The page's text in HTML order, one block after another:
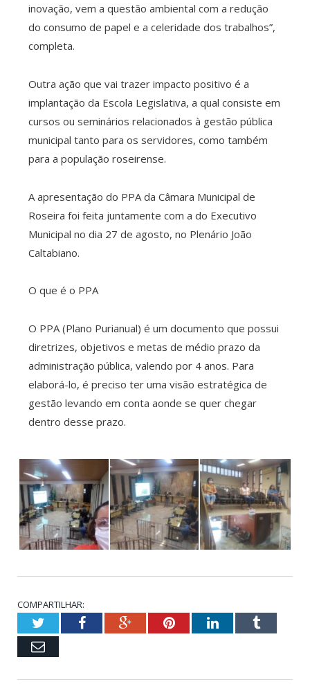
inovação, vem a questão ambiental com a redução
do consumo de papel e a celeridade dos trabalhos”,
completa.
Outra ação que vai trazer impacto positivo é a
implantação da Escola Legislativa, a qual consiste em
cursos ou seminários relacionados à gestão pública
municipal tanto para os servidores, como também
para a população roseirense.
A apresentação do PPA da Câmara Municipal de
Roseira foi feita juntamente com a do Executivo
Municipal no dia 27 de agosto, no Plenário João
Caltabiano.
O que é o PPA
O PPA (Plano Purianual) é um documento que possui
diretrizes, objetivos e metas de médio prazo da
administração pública, valendo por 4 anos. Para
elaborá-lo, é preciso ter uma visão estratégica de
gestão levando em conta aonde se quer chegar
dentro desse prazo.
COMPARTILHAR:
TwitterFacebookGoogle+PinterestLinkedInTumblr
Email